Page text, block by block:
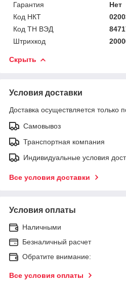
Гарантия
Нет
Код НКТ
Код ТН ВЭД
Штрихкод
Скрыть
Условия доставки
Доставка осуществляется только
Самовывоз
Транспортная компания
Индивидуальные условия
Все условия доставки
Условия оплаты
Наличными
Безналичный расчет
Обратите внимание:
Все условия оплаты